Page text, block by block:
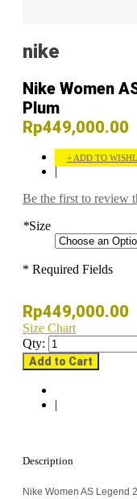
nike
Nike Women
Plum
Rp449,000.00
ADD TO
|
Be the first to review
*Size
* Required Fields
Rp449,000.00
Size Chart
Qty:
Add to Cart
|
Description
Nike Women AS Legend